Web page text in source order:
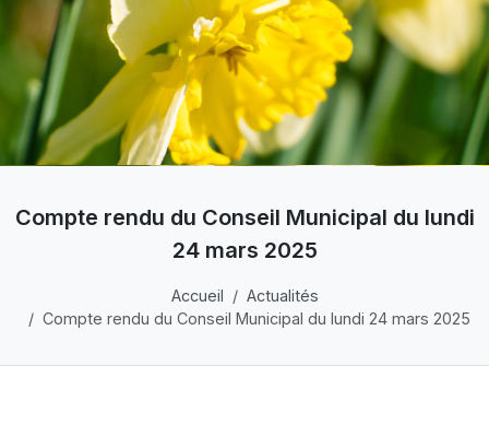
Compte rendu du Conseil Municipal du lundi
24 mars 2025
Accueil
Actualités
Compte rendu du Conseil Municipal du lundi 24 mars 2025